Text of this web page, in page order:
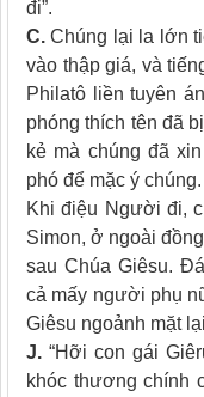
đi”.
C. Chúng lại la lớn
vào thập giá, và
Philatô liền tuyên
phóng thích tên đã
kẻ mà chúng đã
phó để mặc ý chúng.
Khi điệu Người đi,
Simon, ở ngoài
sau Chúa Giêsu.
cả mấy người phụ
Giêsu ngoảnh mặt
J. “Hỡi con gái
khóc thương chính